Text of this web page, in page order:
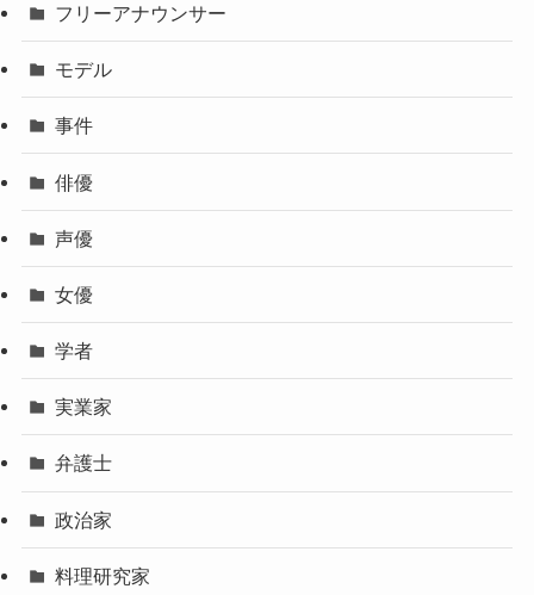
フリーアナウンサー
モデル
事件
俳優
声優
女優
学者
実業家
弁護士
政治家
料理研究家